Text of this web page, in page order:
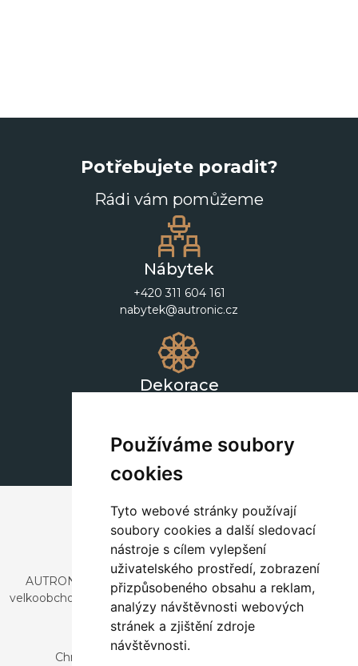
Používáme soubory
cookies
Tyto webové stránky používají
soubory cookies a další sledovací
nástroje s cílem vylepšení
uživatelského prostředí, zobrazení
přizpůsobeného obsahu a reklam,
analýzy návštěvnosti webových
stránek a zjištění zdroje
návštěvnosti.
Potřebujete poradit?
Rádi vám pomůžeme
Nábytek
+420 311 604 161
nabytek@autronic.cz
Dekorace
AUTRONIC, s.r.o. je společnost zabývající se dovozem a
velkoobchodním prodejem designového i stylového nábytku
a dekorací.
Česká republika
Chrustenice 270, 267 12 Loděnice u Berouna